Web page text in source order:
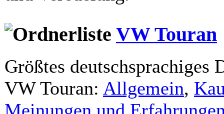
VW Touran
Größtes
VW Touran: Allgemein,